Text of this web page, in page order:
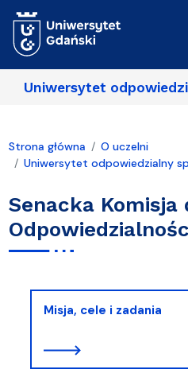
Uniwersytet
Strona główna
O uczelni
Uniwersytet odpowiedzialny
Senacka Komisja
Misja, cele i zadania